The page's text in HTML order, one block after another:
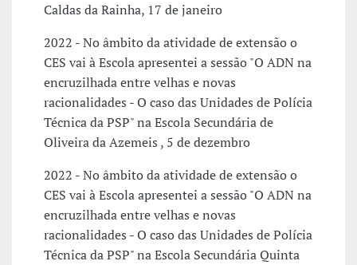
Caldas da Rainha, 17 de janeiro
2022 - No âmbito da atividade de extensão o
CES vai à Escola apresentei a sessão "O ADN na
encruzilhada entre velhas e novas
racionalidades - O caso das Unidades de Polícia
Técnica da PSP" na Escola Secundária de
Oliveira da Azemeis , 5 de dezembro
2022 - No âmbito da atividade de extensão o
CES vai à Escola apresentei a sessão "O ADN na
encruzilhada entre velhas e novas
racionalidades - O caso das Unidades de Polícia
Técnica da PSP" na Escola Secundária Quinta